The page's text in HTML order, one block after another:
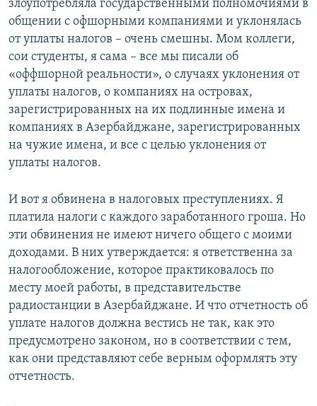
злоупотребляла государственными полномочиями в
общении с офшорными компаниями и уклонялась
от уплаты налогов – очень смешны. Мом коллеги,
сои студенты, я сама – все мы писали об
«оффшорной реальности», о случаях уклонения от
уплаты налогов, о компаниях на островах,
зарегистрированных на их подлинные имена и
компаниях в Азербайджане, зарегистрированных
на чужие имена, и все с целью уклонения от
уплаты налогов.
И вот я обвинена в налоговых преступлениях. Я
платила налоги с каждого заработанного гроша. Но
эти обвинения не имеют ничего общего с моими
доходами. В них утверждается: я ответственна за
налогообложение, которое практиковалось по
месту моей работы, в представительстве
радиостанции в Азербайджане. И что отчетность об
уплате налогов должна вестись не так, как это
предусмотрено законом, но в соответствии с тем,
как они представляют себе верным оформлять эту
отчетность.